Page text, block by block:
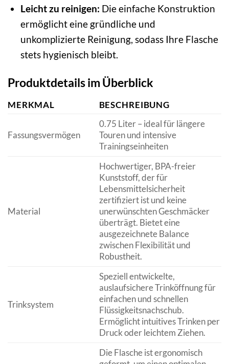
Leicht zu reinigen: Die einfache Konstruktion
ermöglicht eine gründliche und
unkomplizierte Reinigung, sodass Ihre Flasche
stets hygienisch bleibt.
Produktdetails im Überblick
MERKMAL BESCHREIBUNG
Fassungsvermögen
0.75 Liter – ideal für längere
Touren und intensive
Trainingseinheiten
Material
Hochwertiger, BPA-freier
Kunststoff, der für
Lebensmittelsicherheit
zertifiziert ist und keine
unerwünschten Geschmäcker
überträgt. Bietet eine
ausgezeichnete Balance
zwischen Flexibilität und
Robustheit.
Trinksystem
Speziell entwickelte,
auslaufsichere Trinköffnung für
einfachen und schnellen
Flüssigkeitsnachschub.
Ermöglicht intuitives Trinken per
Druck oder leichtem Ziehen.
Die Flasche ist ergonomisch